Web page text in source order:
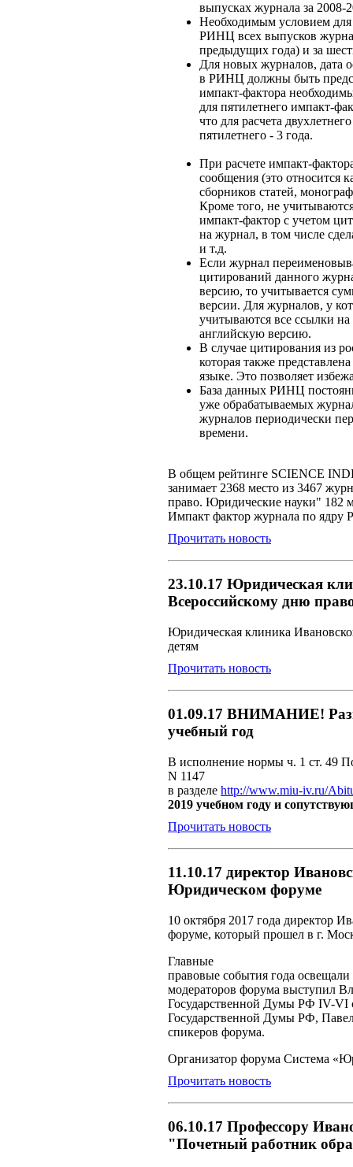
выпусках журнала за 2008-
Необходимым условием для
РИНЦ всех выпусков
предыдущих года) и за
Для новых журналов, дата
в РИНЦ должны быть
импакт-фактора
для пятилетнего импакт-
что для расчета
пятилетнего - 3 года.
При расчете импакт-
сообщения (это относится
сборников статей,
Кроме того, не
импакт-фактор с учетом
на журнал, в том числе
и т.д.
Если журнал
цитирований данного
версию, то учитывается
версии. Для журналов, у
учитываются все ссылки
английскую версию.
В случае цитирования из
которая также
языке. Это позволяет
База данных РИНЦ
уже обрабатываемых
журналов периодически
времени.
В общем рейтинге SCIENCE
занимает 2368 место из 3467
право. Юридические науки" 182
Импакт фактор журнала по ядру
Прочитать новость
23.10.17 Юридическая
Всероссийскому дню
Юридическая клиника
детям
Прочитать новость
01.09.17 ВНИМАНИЕ!
учебный год
В исполнение нормы ч. 1 ст. 49
N 1147
в разделе http://www.miu-iv.ru/
2019 учебном году и
Прочитать новость
11.10.17 директор
Юридическом форуме
10 октября 2017 года директор
форуме, который прошел в г.
Главные
правовые события года
модераторов форума выступил
Государственной Думы РФ IV-VI
Государственной Думы РФ,
спикеров форума.
Организатор форума Система
Прочитать новость
06.10.17 Профессору
"Почетный работник